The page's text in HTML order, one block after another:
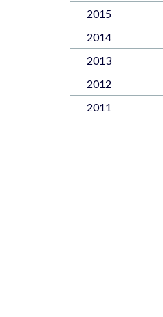
2015
2014
2013
2012
2011